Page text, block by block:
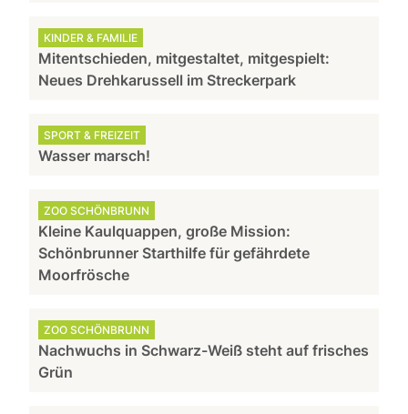
KINDER & FAMILIE
Mitentschieden, mitgestaltet, mitgespielt:
Neues Drehkarussell im Streckerpark
SPORT & FREIZEIT
Wasser marsch!
ZOO SCHÖNBRUNN
Kleine Kaulquappen, große Mission:
Schönbrunner Starthilfe für gefährdete
Moorfrösche
ZOO SCHÖNBRUNN
Nachwuchs in Schwarz-Weiß steht auf frisches
Grün